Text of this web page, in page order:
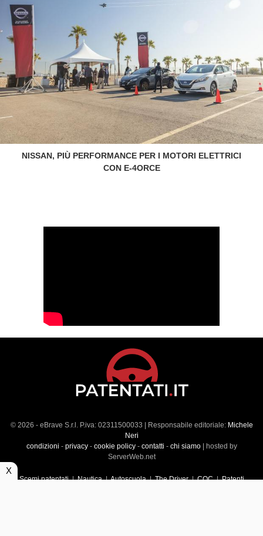
NISSAN, PIÙ PERFORMANCE PER I MOTORI ELETTRICI
CON E-4ORCE
© 2026 - eBrave S.r.l. P.iva: 02311500033 | Responsabile editoriale: Michele
Neri
condizioni - privacy- cookie policy- contatti - chi siamo| hosted by
ServerWeb.net
Scemi patentati|Nautica|Autoscuola|The Driver|CQC|Patenti
X